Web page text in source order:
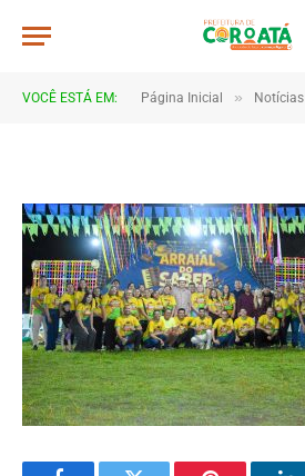
VOCÊ ESTÁ EM: Página Inicial » Notícias
DSC_5829